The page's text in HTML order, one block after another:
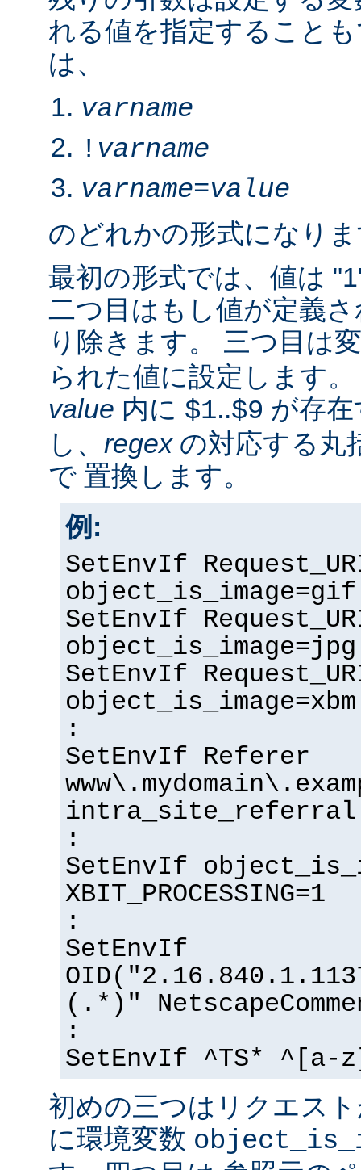
れる値を指定すること
は、
varname
! varname
varname=value
のどれかの形式になり
最初の形式では、値は
二つ目はもし値が定義
り除きます。 三つ目は
られた値に設定します
value 内に $1..$9 が存
し、 regexの対応する丸
で 置換します。
例:
SetEnvIf
object_is_image=gif
SetEnvIf
object_is_image=jpg
SetEnvIf
object_is_image=xbm
:
SetEnvIf Referer
intra_site_referral
:
SetEnvIf
XBIT_PROCESSING=1
:
SetEnvIf
(.*)"
:
SetEnvIf ^TS* ^[a-
初めの三つはリクエス
に環境変数